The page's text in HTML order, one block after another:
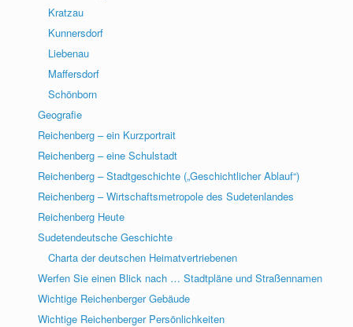
Kratzau
Kunnersdorf
Liebenau
Maffersdorf
Schönborn
Geografie
Reichenberg – ein Kurzportrait
Reichenberg – eine Schulstadt
Reichenberg – Stadtgeschichte („Geschichtlicher Ablauf“)
Reichenberg – Wirtschaftsmetropole des Sudetenlandes
Reichenberg Heute
Sudetendeutsche Geschichte
Charta der deutschen Heimatvertriebenen
Werfen Sie einen Blick nach … Stadtpläne und Straßennamen
Wichtige Reichenberger Gebäude
Wichtige Reichenberger Persönlichkeiten